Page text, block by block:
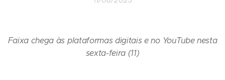
Faixa chega às plataformas digitais e no YouTube nesta
sexta-feira (11)